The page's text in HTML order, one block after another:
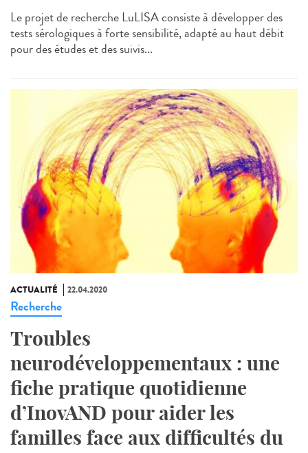
Le projet de recherche LuLISA consiste à développer des
tests sérologiques à forte sensibilité, adapté au haut débit
pour des études et des suivis...
ACTUALITÉ 22.04.2020
Recherche
Troubles
neurodéveloppementaux : une
fiche pratique quotidienne
d’InovAND pour aider les
familles face aux difficultés du